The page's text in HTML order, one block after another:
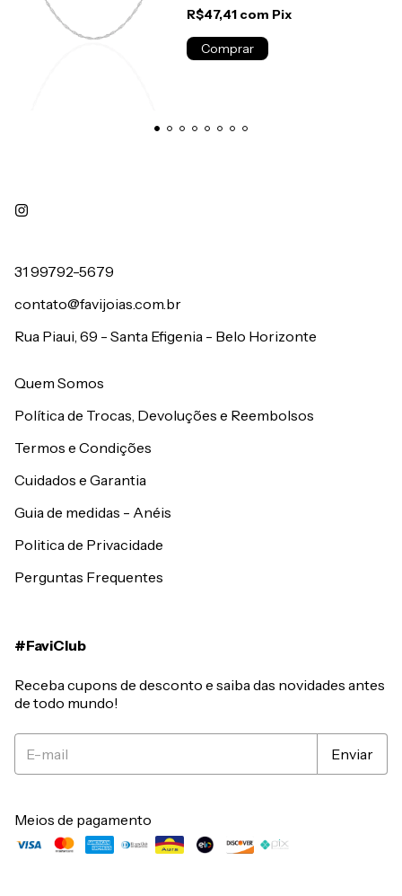
R$47,41 com Pix
31 99792-5679
contato@favijoias.com.br
Rua Piaui, 69 - Santa Efigenia - Belo Horizonte
Quem Somos
Política de Trocas, Devoluções e Reembolsos
Termos e Condições
Cuidados e Garantia
Guia de medidas - Anéis
Politica de Privacidade
Perguntas Frequentes
#FaviClub
Receba cupons de desconto e saiba das novidades antes
de todo mundo!
Meios de pagamento